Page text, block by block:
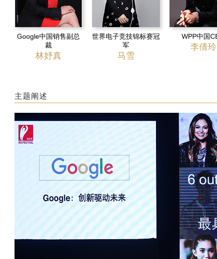
Google中国销售副总
裁
林妤真
世界电子竞技锦标赛冠
军
马雪
WPP中国
李倩玲
主题阐述